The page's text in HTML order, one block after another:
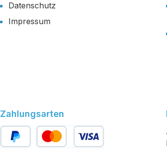
Datenschutz
Impressum
Zahlungsarten